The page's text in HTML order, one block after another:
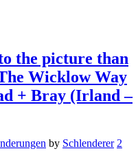
the picture than
Wicklow Way
+ Bray (Irland –
by Schlenderer 2